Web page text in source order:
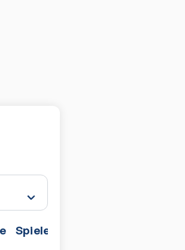
Spiele